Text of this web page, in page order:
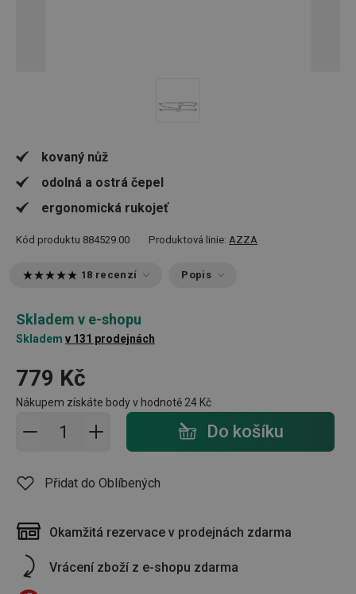
kovaný nůž
odolná a ostrá čepel
ergonomická rukojeť
Kód produktu 884529.00 Produktová linie: AZZA
18 recenzí Popis
Skladem v e-shopu
Skladem v 131 prodejnách
779 Kč
Nákupem získáte body v hodnotě 24 Kč
Přidat do košíku - počet Do košíku
Přidat do Oblíbených
Okamžitá rezervace v prodejnách zdarma
Vrácení zboží z e-shopu zdarma